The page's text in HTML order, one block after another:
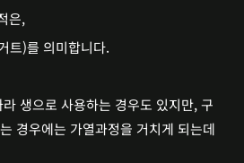
은,
트)를 의미합니다.
생으로 사용하는 경우도 있지만, 구
경우에는 가열과정을 거치게 되는데